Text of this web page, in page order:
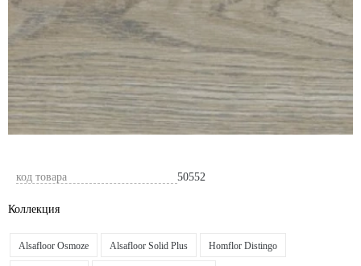
код товара 50552
Коллекция
Alsafloor Osmoze Alsafloor Solid Plus Homflor Distingo